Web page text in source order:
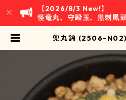
【2026/8/3 New!】
怪竜丸、守殿玉、黒刺鳳
兜丸錦 (2506-N02)
U